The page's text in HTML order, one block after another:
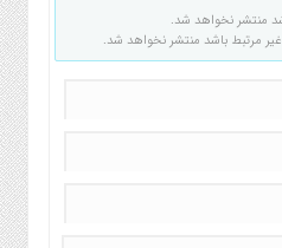
منتشر نخواهد شد.
غیر مرتبط باشد منتشر نخواهد شد.